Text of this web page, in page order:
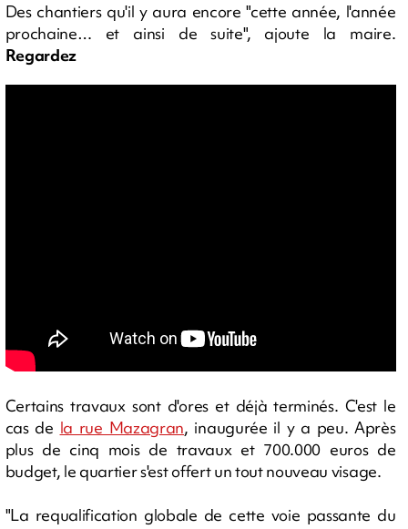
Des chantiers qu'il y aura encore "cette année, l'année
prochaine… et ainsi de suite", ajoute la maire.
Regardez
Certains travaux sont d'ores et déjà terminés. C'est le
cas de la rue Mazagran, inaugurée il y a peu. Après
plus de cinq mois de travaux et 700.000 euros de
budget, le quartier s'est offert un tout nouveau visage.
"La requalification globale de cette voie passante du